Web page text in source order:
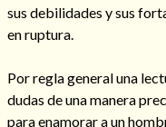
Cómo alejar a la amante de
sus debilidades y sus
en ruptura.
Por regla general una
dudas de una manera
para enamorar a un